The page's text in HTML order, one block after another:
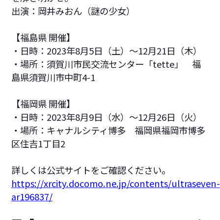
出演：岡井みおん（謎の少女）
【福島県 開催】
・日時：2023年8月5日（土）～12月21日（木）
・場所：須賀川市民交流センター「tette」 福
島県須賀川市中町4-1
【福岡県 開催】
・日時：2023年8月9日（水）～12月26日（火）
・場所：キャナルシティ博多 福岡県福岡市博多
区住吉1丁目2
詳しくは公式サイトをご確認ください。
https://xrcity.docomo.ne.jp/contents/ultraseven-
ar196837/